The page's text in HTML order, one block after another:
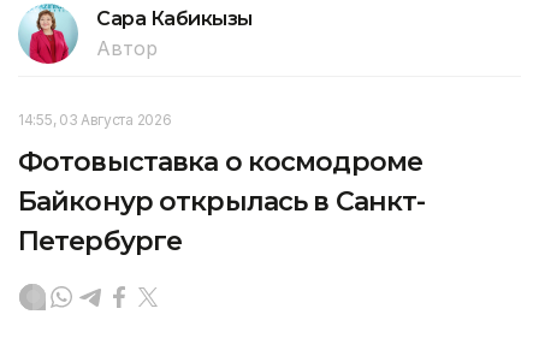
Сара Кабикызы
Автор
14:55, 03 Августа 2026
Фотовыставка о космодроме
Байконур открылась в Санкт-
Петербурге